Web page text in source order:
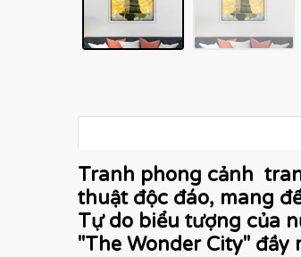
Tranh phong cảnh
thuật độc đáo, mang
Tự do biểu tượng của
"The Wonder City"